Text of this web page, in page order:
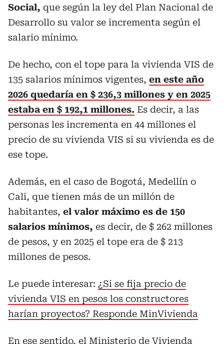
Social, que según la ley del Plan Nacional de
Desarrollo su valor se incrementa según el
salario mínimo.
De hecho, con el tope para la vivienda VIS de
135 salarios mínimos vigentes, en este año
2026 quedaría en $ 236,3 millones y en 2025
estaba en $ 192,1 millones. Es decir, a las
personas les incrementa en 44 millones el
precio de su vivienda VIS si su vivienda es de
ese tope.
Además, en el caso de Bogotá, Medellín o
Cali, que tienen más de un millón de
habitantes, el valor máximo es de 150
salarios mínimos, es decir, de $ 262 millones
de pesos, y en 2025 el tope era de $ 213
millones de pesos.
Le puede interesar: ¿Si se fija precio de
vivienda VIS en pesos los constructores
harían proyectos? Responde MinVivienda
En ese sentido, el Ministerio de Vivienda